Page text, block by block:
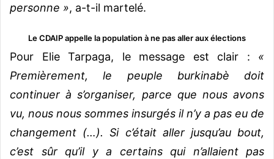
personne », a-t-il martelé.
Le CDAIP appelle la population à ne pas aller aux élections
Pour Elie Tarpaga, le message est clair : «
Premièrement, le peuple burkinabè doit
continuer à s’organiser, parce que nous avons
vu, nous nous sommes insurgés il n’y a pas eu de
changement (…). Si c’était aller jusqu’au bout,
c’est sûr qu’il y a certains qui n’allaient pas